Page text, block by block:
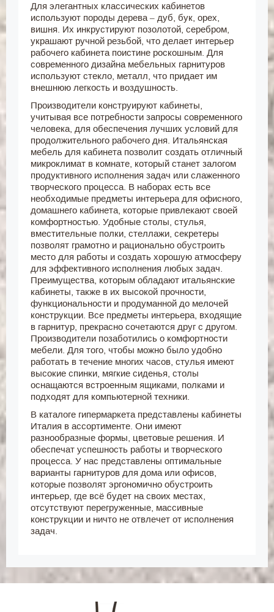
Для элегантных классических кабинетов
используют породы дерева – дуб, бук, орех,
вишня. Их инкрустируют позолотой, серебром,
украшают ручной резьбой, что делает интерьер
рабочего кабинета поистине роскошным. Для
современного дизайна мебельных гарнитуров
используют стекло, металл, что придает им
внешнюю легкость и воздушность.
Производители конструируют кабинеты,
учитывая все потребности запросы современного
человека, для обеспечения лучших условий для
продолжительного рабочего дня. Итальянская
мебель для кабинета позволит создать отличный
микроклимат в комнате, который станет залогом
продуктивного исполнения задач или слаженного
творческого процесса. В наборах есть все
необходимые предметы интерьера для офисного,
домашнего кабинета, которые привлекают своей
комфортностью. Удобные столы, стулья,
вместительные полки, стеллажи, секретеры
позволят грамотно и рационально обустроить
место для работы и создать хорошую атмосферу
для эффективного исполнения любых задач.
Преимущества, которым обладают итальянские
кабинеты, также в их высокой прочности,
функциональности и продуманной до мелочей
конструкции. Все предметы интерьера, входящие
в гарнитур, прекрасно сочетаются друг с другом.
Производители позаботились о комфортности
мебели. Для того, чтобы можно было удобно
работать в течение многих часов, стулья имеют
высокие спинки, мягкие сиденья, столы
оснащаются встроенным ящиками, полками и
подходят для компьютерной техники.
В каталоге гипермаркета представлены кабинеты
Италия в ассортименте. Они имеют
разнообразные формы, цветовые решения. И
обеспечат успешность работы и творческого
процесса. У нас представлены оптимальные
варианты гарнитуров для дома или офисов,
которые позволят эргономично обустроить
интерьер, где всё будет на своих местах,
отсутствуют перегруженные, массивные
конструкции и ничто не отвлечет от исполнения
задач.